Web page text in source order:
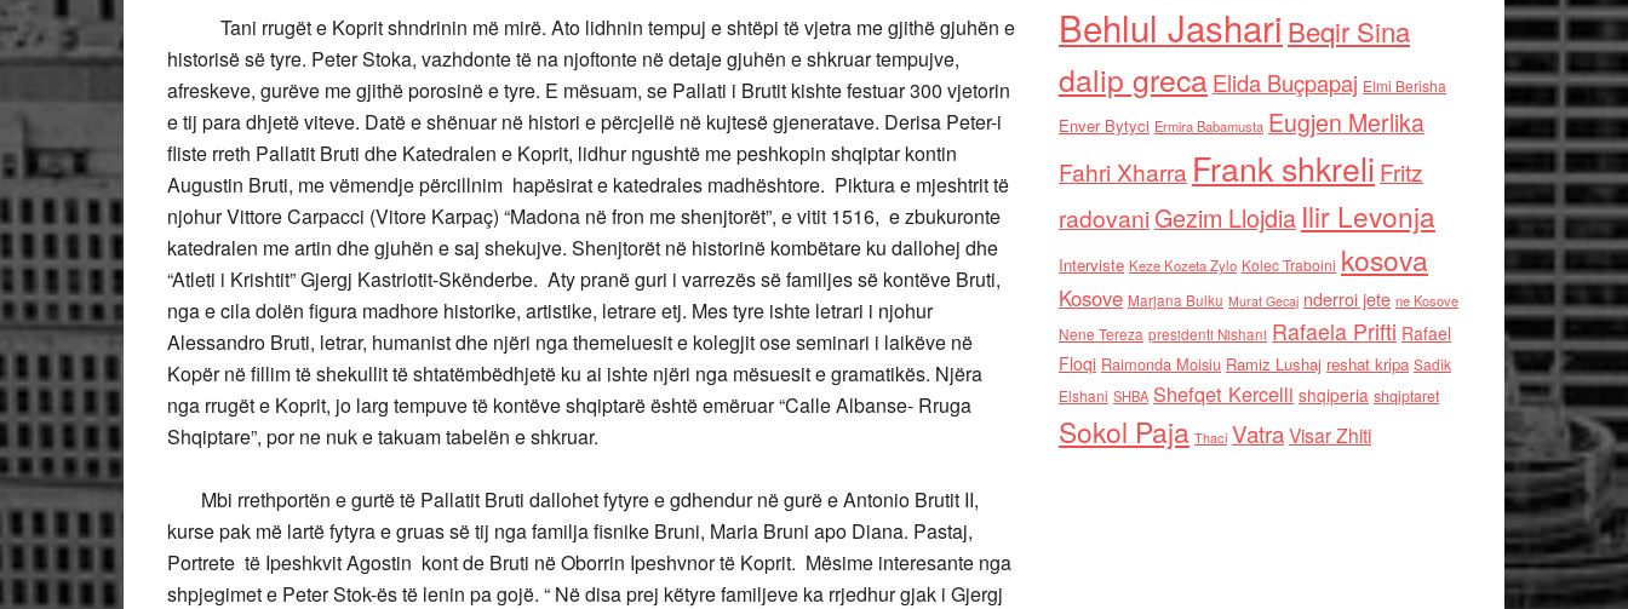
Tani rrugët e Koprit shndrinin më mirë. Ato lidhnin tempuj e shtëpi të vjetra me gjithë gjuhën e
historisë së tyre. Peter Stoka, vazhdonte të na njoftonte në detaje gjuhën e shkruar tempujve,
afreskeve, gurëve me gjithë porosinë e tyre. E mësuam, se Pallati i Brutit kishte festuar 300 vjetorin
e tij para dhjetë viteve. Datë e shënuar në histori e përcjellë në kujtesë gjeneratave. Derisa Peter-i
fliste rreth Pallatit Bruti dhe Katedralen e Koprit, lidhur ngushtë me peshkopin shqiptar kontin
Augustin Bruti, me vëmendje përcillnim hapësirat e katedrales madhështore. Piktura e mjeshtrit të
njohur Vittore Carpacci (Vitore Karpaç) “Madona në fron me shenjtorët”, e vitit 1516, e zbukuronte
katedralen me artin dhe gjuhën e saj shekujve. Shenjtorët në historinë kombëtare ku dallohej dhe
“Atleti i Krishtit” Gjergj Kastriotit-Skënderbe. Aty pranë guri i varrezës së familjes së kontëve Bruti,
nga e cila dolën figura madhore historike, artistike, letrare etj. Mes tyre ishte letrari i njohur
Alessandro Bruti, letrar, humanist dhe njëri nga themeluesit e kolegjit ose seminari i laikëve në
Kopër në fillim të shekullit të shtatëmbëdhjetë ku ai ishte njëri nga mësuesit e gramatikës. Njëra
nga rrugët e Koprit, jo larg tempuve të kontëve shqiptarë është emëruar “Calle Albanse- Rruga
Shqiptare”, por ne nuk e takuam tabelën e shkruar.
Mbi rrethportën e gurtë të Pallatit Bruti dallohet fytyre e gdhendur në gurë e Antonio Brutit II,
kurse pak më lartë fytyra e gruas së tij nga familja fisnike Bruni, Maria Bruni apo Diana. Pastaj,
Portrete të Ipeshkvit Agostin kont de Bruti në Oborrin Ipeshvnor të Koprit. Mësime interesante nga
shpjegimet e Peter Stok-ës të lenin pa gojë. “ Në disa prej këtyre familjeve ka rrjedhur gjak i Gjergj
Behlul Jashari Beqir Sina
dalip grecaElida Buçpapaj Elmi Berisha
Enver Bytyci Ermira Babamusta Eugjen Merlika
Fahri Xharra Frank shkreli Fritz
radovaniGezim Llojdia Ilir Levonja
Interviste Keze Kozeta Zylo Kolec Traboini kosova
Kosove Marjana Bulku Murat Gecaj nderroi jete ne Kosove
Nene Tereza presidenti Nishani Rafaela Prifti Rafael
Floqi Raimonda Moisiu Ramiz Lushaj reshat kripa Sadik
Elshani SHBA Shefqet Kercelli shqiperia shqiptaret
Sokol Paja Thaci VatraVisar Zhiti